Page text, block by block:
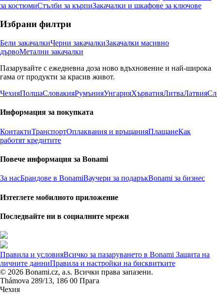
за костюмиСтълби за кърпиЗакачалки и шкафове за ключове
Избрани филтри
Бели закачалкиЧерни закачалкиЗакачалки масивно
дървоМетални закачалки
Пазарувайте с ежедневна доза ново вдъхновение и най-широка
гама от продукти за красив живот.
ЧехияПолшаСловакияРумънияУнгарияХърватияЛитваЛатвия
Информация за покупката
КонтактиТранспортОплаквания и връщанияПлащанеКак
работят кредитите
Повече информация за Bonami
За насБрандове в BonamiВаучери за подаръкBonami за бизнес
Изтеглете мобилното приложение
Последвайте ни в социалните мрежи
Правила и условияВсичко за пазаруването в Bonami Защита на
личните данниПравила и настройки на бисквитките
© 2026 Bonami.cz, a.s. Всички права запазени.
Thámova 289/13, 186 00 Прага
Чехия